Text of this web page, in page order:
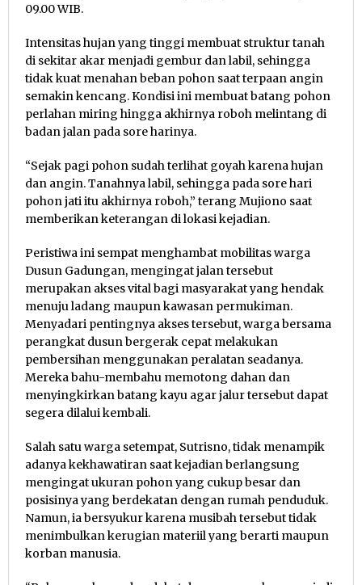
09.00 WIB.
Intensitas hujan yang tinggi membuat struktur tanah
di sekitar akar menjadi gembur dan labil, sehingga
tidak kuat menahan beban pohon saat terpaan angin
semakin kencang. Kondisi ini membuat batang pohon
perlahan miring hingga akhirnya roboh melintang di
badan jalan pada sore harinya.
“Sejak pagi pohon sudah terlihat goyah karena hujan
dan angin. Tanahnya labil, sehingga pada sore hari
pohon jati itu akhirnya roboh,” terang Mujiono saat
memberikan keterangan di lokasi kejadian.
Peristiwa ini sempat menghambat mobilitas warga
Dusun Gadungan, mengingat jalan tersebut
merupakan akses vital bagi masyarakat yang hendak
menuju ladang maupun kawasan permukiman.
Menyadari pentingnya akses tersebut, warga bersama
perangkat dusun bergerak cepat melakukan
pembersihan menggunakan peralatan seadanya.
Mereka bahu-membahu memotong dahan dan
menyingkirkan batang kayu agar jalur tersebut dapat
segera dilalui kembali.
Salah satu warga setempat, Sutrisno, tidak menampik
adanya kekhawatiran saat kejadian berlangsung
mengingat ukuran pohon yang cukup besar dan
posisinya yang berdekatan dengan rumah penduduk.
Namun, ia bersyukur karena musibah tersebut tidak
menimbulkan kerugian materiil yang berarti maupun
korban manusia.